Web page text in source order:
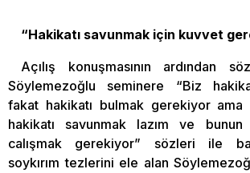
“Hakikatı savunmak için kuvvet
Açılış konuşmasının ardından
Söylemezoğlu seminere “Biz
fakat hakikatı bulmak gerekiyor
hakikatı savunmak lazım ve
calışmak gerekiyor” sözleri ile
soykırım tezlerini ele alan